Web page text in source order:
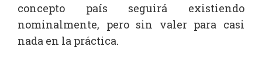
concepto país seguirá existiendo
nominalmente, pero sin valer para casi
nada en la práctica.